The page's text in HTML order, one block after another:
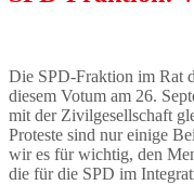
Die SPD-Fraktion im Rat
diesem Votum am 26.
mit der Zivilgesellschaft
Proteste sind nur einige
wir es für wichtig, den
die für die SPD im